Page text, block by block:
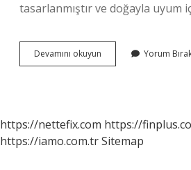
tasarlanmıştır ve doğayla uyum
Devamını okuyun
House
Yorum
https://nettefix.com https://
https://iamo.com.trSitemap